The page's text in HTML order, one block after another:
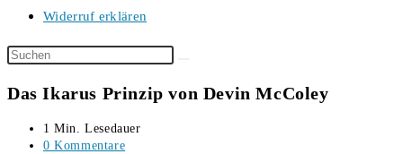
Widerruf erklären
Diese
durchsuchen
Das Ikarus Prinzip von Devin McColey
Lesedauer:
1 Min. Lesedauer
Beitrags-
0 Kommentare